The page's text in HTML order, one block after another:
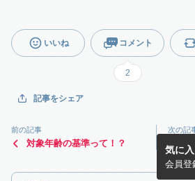
いいね コメント
2
記事をシェア
前の記事
対象年齢の基準って！？
次の記
年賀
した
気に
会員登